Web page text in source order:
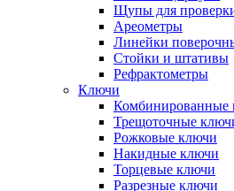
Щупы для
Ареометры
Линейки
Стойки и штативы
Рефрактометры
Ключи
Комбинированные
Трещоточные
Рожковые ключи
Накидные ключи
Торцевые ключи
Разрезные ключи